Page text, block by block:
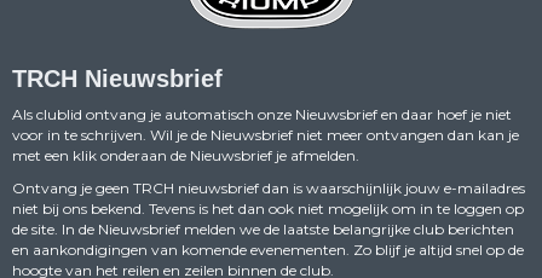
TRCH Nieuwsbrief
Als clublid ontvang je automatisch onze Nieuwsbrief en daar hoef je niet
voor in te schrijven. Wil je de Nieuwsbrief niet meer ontvangen dan kan je
met een klik onderaan de Nieuwsbrief je afmelden.
Ontvang je geen TRCH nieuwsbrief dan is waarschijnlijk jouw e-mailadres
niet bij ons bekend. Tevens is het dan ook niet mogelijk om in te loggen op
de site. In de Nieuwsbrief melden we de laatste belangrijke club berichten
en aankondigingen van komende evenementen. Zo blijf je altijd snel op de
hoogte van het reilen en zeilen binnen de club.